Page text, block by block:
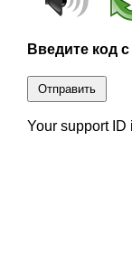
Введите код
Отправить
Your support